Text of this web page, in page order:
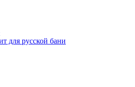
для русской бани